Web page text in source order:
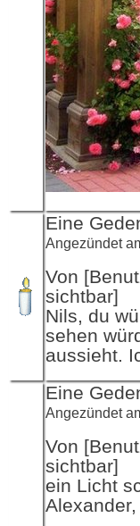
Eine
Angezündet
Von
sichtbar]
Nils, du
sehen
aussieht.
Eine
Angezündet
Von
sichtbar]
ein Licht